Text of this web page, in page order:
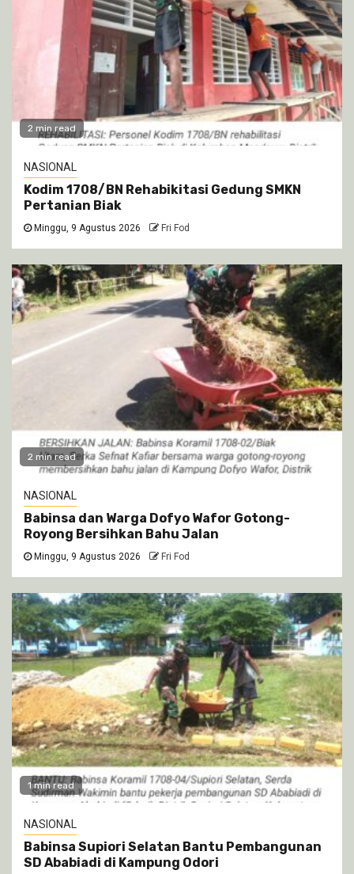
2 min read
NASIONAL
Kodim 1708/BN Rehabikitasi Gedung SMKN
Pertanian Biak
Minggu, 9 Agustus 2026 Fri Fod
2 min read
NASIONAL
Babinsa dan Warga Dofyo Wafor Gotong-
Royong Bersihkan Bahu Jalan
Minggu, 9 Agustus 2026 Fri Fod
1 min read
NASIONAL
Babinsa Supiori Selatan Bantu Pembangunan
SD Ababiadi di Kampung Odori